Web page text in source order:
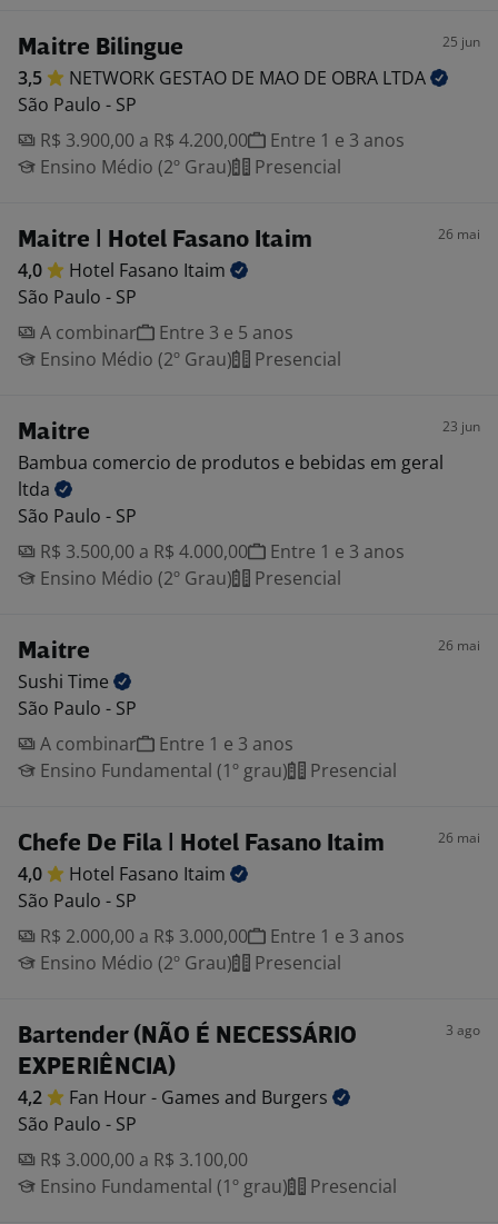
Maitre Bilingue 25 jun
3,5 NETWORK GESTAO DE MAO DE OBRA LTDA
São Paulo - SP
R$ 3.900,00 a R$ 4.200,00
Entre 1 e 3 anos
Ensino Médio (2º Grau)
Presencial
Maitre | Hotel Fasano Itaim 26 mai
4,0 Hotel Fasano Itaim
São Paulo - SP
A combinar
Entre 3 e 5 anos
Ensino Médio (2º Grau)
Presencial
Maitre 23 jun
Bambua comercio de produtos e bebidas em geral
ltda
São Paulo - SP
R$ 3.500,00 a R$ 4.000,00
Entre 1 e 3 anos
Ensino Médio (2º Grau)
Presencial
Maitre 26 mai
Sushi Time
São Paulo - SP
A combinar
Entre 1 e 3 anos
Ensino Fundamental (1º grau)
Presencial
Chefe De Fila | Hotel Fasano Itaim 26 mai
4,0 Hotel Fasano Itaim
São Paulo - SP
R$ 2.000,00 a R$ 3.000,00
Entre 1 e 3 anos
Ensino Médio (2º Grau)
Presencial
Bartender (NÃO É NECESSÁRIO
EXPERIÊNCIA)
3 ago
4,2 Fan Hour - Games and Burgers
São Paulo - SP
R$ 3.000,00 a R$ 3.100,00
Ensino Fundamental (1º grau)
Presencial